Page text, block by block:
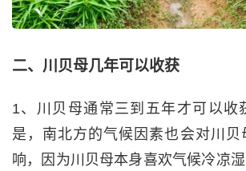
二、川贝母几年可以收获
1、川贝母通常三到五年才可以收
是，南北方的气候因素也会对川贝
响，因为川贝母本身喜欢气候冷凉